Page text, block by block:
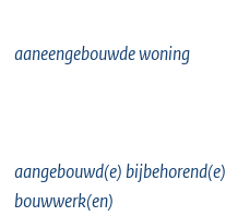
aaneengebouwde woning
aangebouwd(e) bijbehorend(e)
bouwwerk(en)